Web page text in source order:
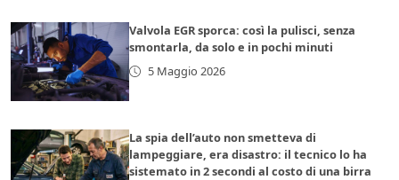
Valvola EGR sporca: così la pulisci, senza
smontarla, da solo e in pochi minuti
5 Maggio 2026
La spia dell’auto non smetteva di
lampeggiare, era disastro: il tecnico lo ha
sistemato in 2 secondi al costo di una birra